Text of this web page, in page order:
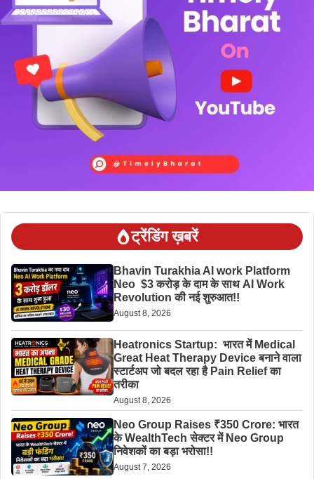
ट्रेंडिंग ख़बरें
Bhavin Turakhia AI work Platform
Neo $3 करोड़ के दाम के साथ AI Work
Revolution की नई शुरुआत!!
August 8, 2026
Heatronics Startup: भारत में Medical
Great Heat Therapy Device बनाने वाला
स्टार्टअप जो बदल रहा है Pain Relief का
तरीका
August 8, 2026
Neo Group Raises ₹350 Crore: भारत
के WealthTech सेक्टर में Neo Group
निवेशकों का बड़ा भरोसा!!
August 7, 2026